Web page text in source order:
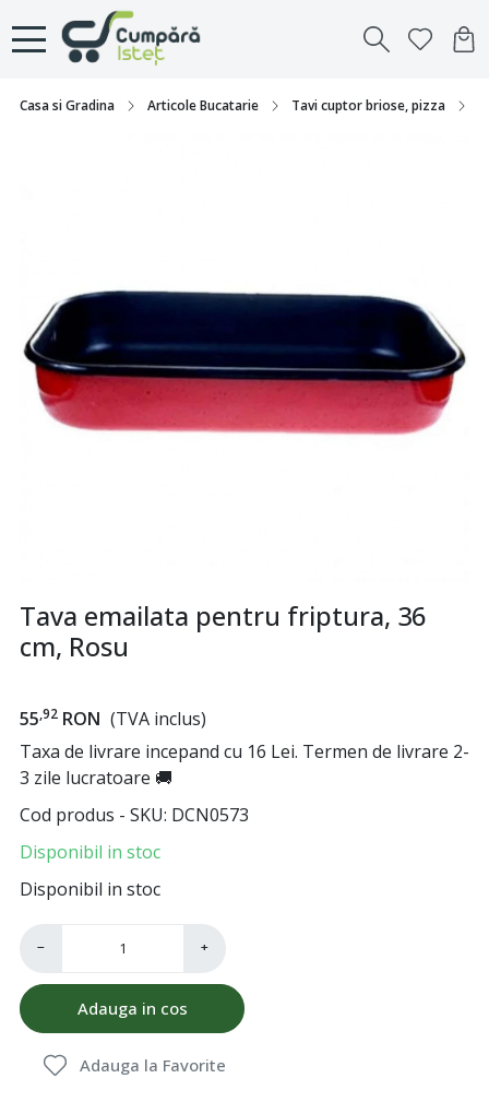
Casa si Gradina Articole Bucatarie Tavi cuptor briose, pizza
Tava emailata pentru friptura, 36
cm, Rosu
55,92 RON (TVA inclus)
Taxa de livrare incepand cu 16 Lei. Termen de livrare 2-
3 zile lucratoare 🚚
Cod produs - SKU DCN0573
Disponibil in stoc
Disponibil in stoc
− +
Adauga in cos
Adauga la Favorite